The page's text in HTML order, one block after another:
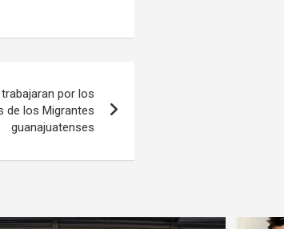
por los
de los Migrantes
guanajuatenses